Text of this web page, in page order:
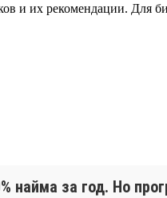
их рекомендации. Для
за год. Но